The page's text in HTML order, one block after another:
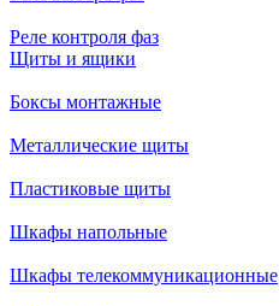
Реле контроля фаз
Щиты и ящики
Боксы монтажные
Металлические щиты
Пластиковые щиты
Шкафы напольные
Шкафы телекоммуникационные